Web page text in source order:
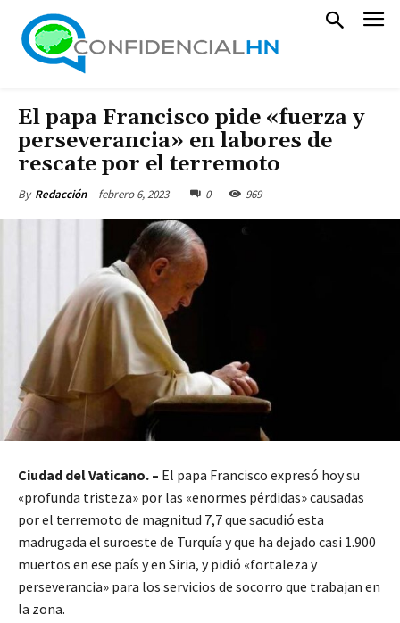
El papa Francisco pide «fuerza y
perseverancia» en labores de
rescate por el terremoto
By Redacción febrero 6, 2023 0 969
Ciudad del Vaticano. – El papa Francisco expresó hoy su
«profunda tristeza» por las «enormes pérdidas» causadas
por el terremoto de magnitud 7,7 que sacudió esta
madrugada el suroeste de Turquía y que ha dejado casi 1.900
muertos en ese país y en Siria, y pidió «fortaleza y
perseverancia» para los servicios de socorro que trabajan en
la zona.